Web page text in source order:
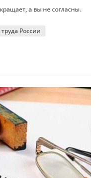
а вы не согласны.
России